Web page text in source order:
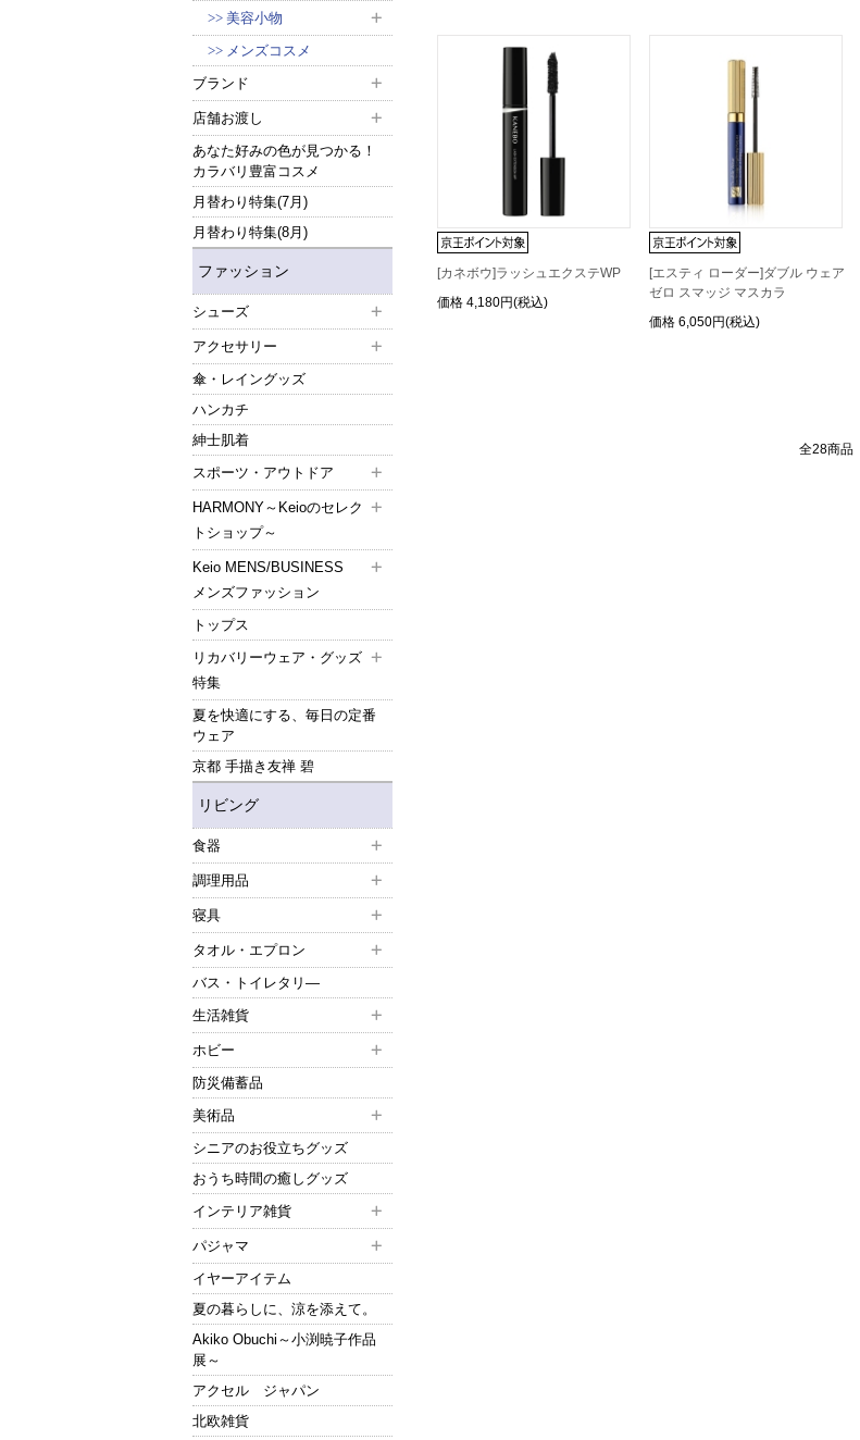
美容小物
メンズコスメ
ブランド
店舗お渡し
あなた好みの色が見つかる！
カラバリ豊富コスメ
月替わり特集(7月)
月替わり特集(8月)
ファッション
シューズ
アクセサリー
傘・レイングッズ
ハンカチ
紳士肌着
スポーツ・アウトドア
HARMONY～Keioのセレク
トショップ～
Keio MENS/BUSINESS
メンズファッション
トップス
リカバリーウェア・グッズ
特集
夏を快適にする、毎日の定番
ウェア
京都 手描き友禅 碧
リビング
食器
調理用品
寝具
タオル・エプロン
バス・トイレタリ―
生活雑貨
ホビー
防災備蓄品
美術品
シニアのお役立ちグッズ
おうち時間の癒しグッズ
インテリア雑貨
パジャマ
イヤーアイテム
夏の暮らしに、涼を添えて。
Akiko Obuchi～小渕暁子作品
展～
アクセル ジャパン
北欧雑貨
[カネボウ]ラッシュエクステWP
価格 4,180円(税込)
[エスティ ローダー]ダブル ウェア
ゼロ スマッジ マスカラ
価格 6,050円(税込)
全28商品